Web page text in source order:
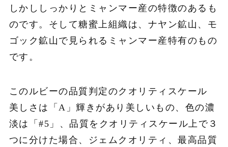
しかししっかりとミャンマー産の特徴のあるも
のです。そして糖蜜上組織は、ナヤン鉱山、モ
ゴック鉱山で見られるミャンマー産特有のもの
です。
このルビーの品質判定のクオリティスケール
美しさは「A」輝きがあり美しいもの、色の濃
淡は「#5」、品質をクオリティスケール上で３
つに分けた場合、ジェムクオリティ、最高品質